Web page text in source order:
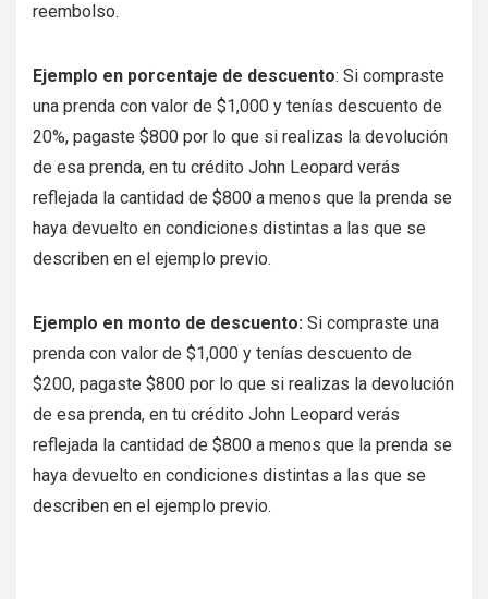
reembolso.
Ejemplo en porcentaje de descuento: Si compraste
una prenda con valor de $1,000 y tenías descuento de
20%, pagaste $800 por lo que si realizas la devolución
de esa prenda, en tu crédito John Leopard verás
reflejada la cantidad de $800 a menos que la prenda se
haya devuelto en condiciones distintas a las que se
describen en el ejemplo previo.
Ejemplo en monto de descuento: Si compraste una
prenda con valor de $1,000 y tenías descuento de
$200, pagaste $800 por lo que si realizas la devolución
de esa prenda, en tu crédito John Leopard verás
reflejada la cantidad de $800 a menos que la prenda se
haya devuelto en condiciones distintas a las que se
describen en el ejemplo previo.